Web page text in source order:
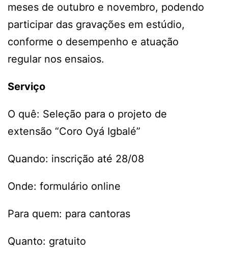
meses de outubro e novembro, podendo
participar das gravações em estúdio,
conforme o desempenho e atuação
regular nos ensaios.
Serviço
O quê: Seleção para o projeto de
extensão “Coro Oyá Igbalé”
Quando: inscrição até 28/08
Onde: formulário online
Para quem: para cantoras
Quanto: gratuito